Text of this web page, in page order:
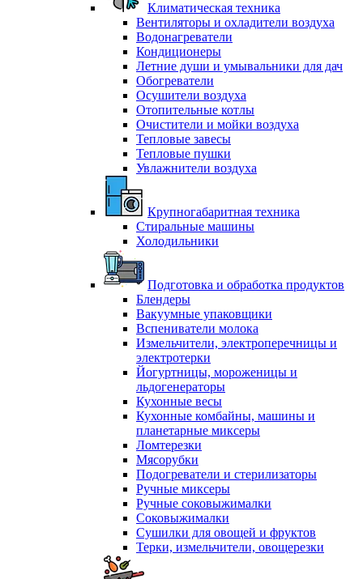
Климатическая техника
Вентиляторы и охладители воздуха
Водонагреватели
Кондиционеры
Летние души и умывальники для дач
Обогреватели
Осушители воздуха
Отопительные котлы
Очистители и мойки воздуха
Тепловые завесы
Тепловые пушки
Увлажнители воздуха
Крупногабаритная техника
Стиральные машины
Холодильники
Подготовка и обработка продуктов
Блендеры
Вакуумные упаковщики
Вспениватели молока
Измельчители, электроперечницы и
электротерки
Йогуртницы, мороженицы и
льдогенераторы
Кухонные весы
Кухонные комбайны, машины и
планетарные миксеры
Ломтерезки
Мясорубки
Подогреватели и стерилизаторы
Ручные миксеры
Ручные соковыжималки
Соковыжималки
Сушилки для овощей и фруктов
Терки, измельчители, овощерезки